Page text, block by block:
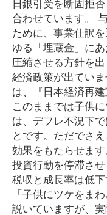
合わせています。
ために、事業仕訳
ゆる「埋蔵金」に
圧縮させる方針を
経済政策が出てい
は、『日本経済再
このままでは子供
は、デフレ不況下
とです。ただでさ
効果をもたらせま
投資行動を停滞さ
税収と成長率は低
「子供にツケをま
説いていますが、